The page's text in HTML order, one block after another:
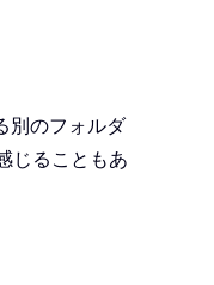
別のフォルダ
じることもあ